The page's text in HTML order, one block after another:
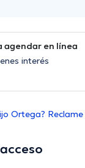
agendar en línea
interés
Ortega?